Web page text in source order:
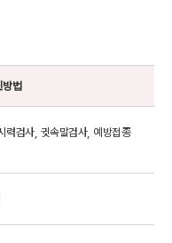
방법
력검사, 귓속말검사, 예방접종